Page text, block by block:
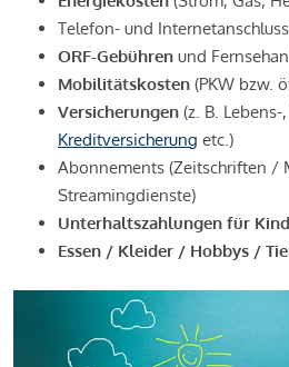
Telefon- und Internetanschluss
ORF-Gebühren und
Mobilitätskosten (PKW bzw.
Versicherungen (z. B.
Kreditversicherung etc.)
Abonnements (Zeitschriften /
Streamingdienste)
Unterhaltszahlungen für
Essen / Kleider / Hobbys /